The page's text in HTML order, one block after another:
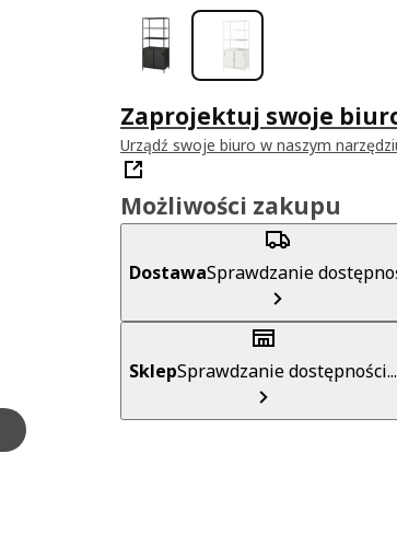
Zaprojektuj swoje
Urządź swoje biuro w naszym
Możliwości zakupu
DostawaSprawdzanie
SklepSprawdzanie dostępności...